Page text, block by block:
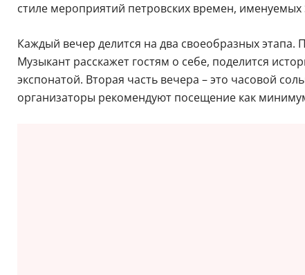
стиле мероприятий петровских времен,
Каждый вечер делится на два своеобразных
Музыкант расскажет гостям о себе, поделится
экспонатой. Вторая часть вечера – это часовой
организаторы рекомендуют посещение как